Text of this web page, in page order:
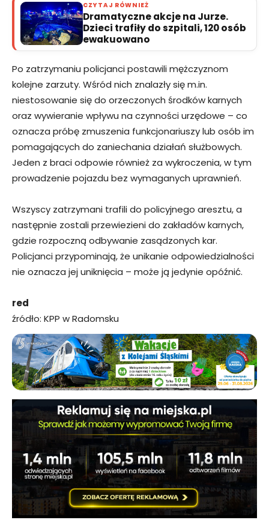
CZYTAJ RÓWNIEŻ
Dramatyczne akcje na Jurze.
Dzieci trafiły do szpitali, 120 osób
ewakuowano
Po zatrzymaniu policjanci postawili mężczyznom
kolejne zarzuty. Wśród nich znalazły się m.in.
niestosowanie się do orzeczonych środków karnych
oraz wywieranie wpływu na czynności urzędowe – co
oznacza próbę zmuszenia funkcjonariuszy lub osób im
pomagających do zaniechania działań służbowych.
Jeden z braci odpowie również za wykroczenia, w tym
prowadzenie pojazdu bez wymaganych uprawnień.
Wszyscy zatrzymani trafili do policyjnego aresztu, a
następnie zostali przewiezieni do zakładów karnych,
gdzie rozpoczną odbywanie zasądzonych kar.
Policjanci przypominają, że unikanie odpowiedzialności
nie oznacza jej uniknięcia – może ją jedynie opóźnić.
red
źródło: KPP w Radomsku